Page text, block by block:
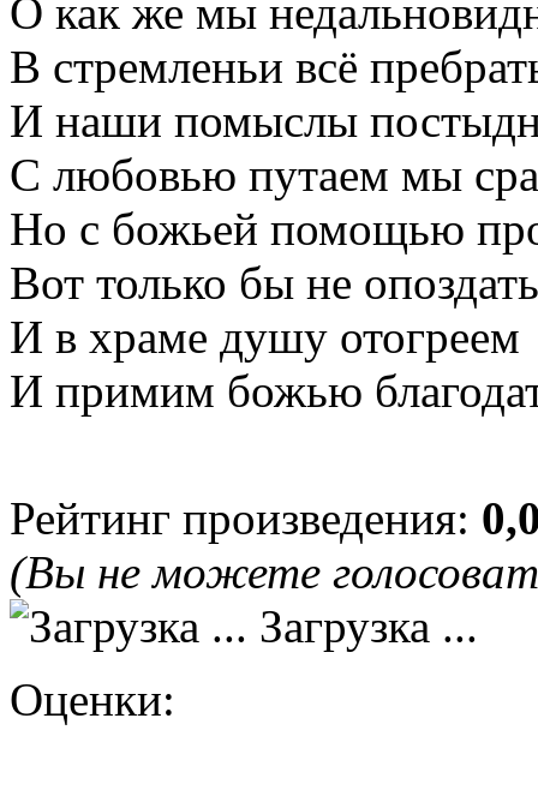
О как же мы
В стремленьи всё
И наши помыслы
С любовью путаем мы
Но с божьей помощью
Вот только бы не опоздать
И в храме душу отогреем
И примим божью
Рейтинг произведения:
(Вы не можете
Загрузка ...
Оценки: